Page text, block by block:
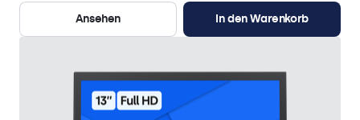
Ansehen In den Warenkorb